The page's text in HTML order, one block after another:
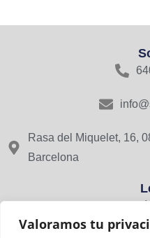
Valoramos tu
Rasa del Miquelet, 16,
Barcelona